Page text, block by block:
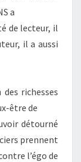
a
de lecteur, il
il a aussi
richesses
être de
détourné
prennent
l’égo de